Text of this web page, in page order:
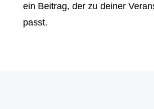
ein Beitrag, der zu deiner
passt.